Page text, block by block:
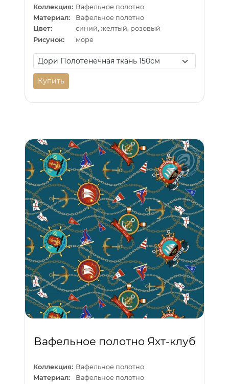
Коллекция: Вафельное полотно
Материал:
Вафельное полотно
Цвет:
синий, желтый, розовый
Рисунок:
море
Купить
Вафельное полотно Яхт-клуб
Коллекция: Вафельное полотно
Материал:
Вафельное полотно